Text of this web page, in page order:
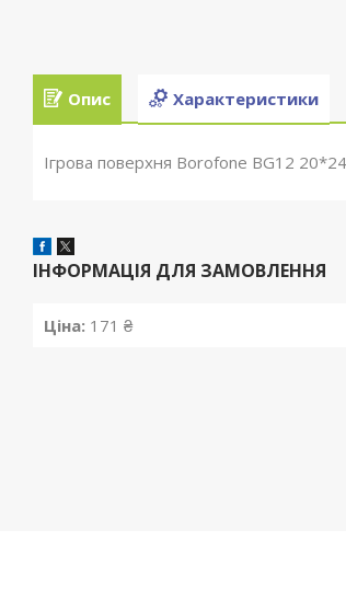
Опис Характеристики
Ігрова поверхня Borofone BG12
ІНФОРМАЦІЯ ДЛЯ ЗАМОВЛЕННЯ
Ціна: 171 ₴